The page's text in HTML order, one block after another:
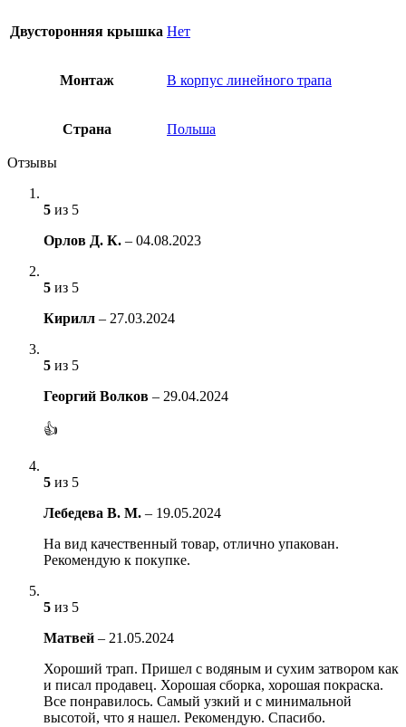
Двусторонняя крышка Нет
Монтаж В корпус линейного трапа
Страна Польша
Отзывы
5 из 5
Орлов Д. К. – 04.08.2023
5 из 5
Кирилл – 27.03.2024
5 из 5
Георгий Волков – 29.04.2024
👍
5 из 5
Лебедева В. М. – 19.05.2024
На вид качественный товар, отлично упакован.
Рекомендую к покупке.
5 из 5
Матвей – 21.05.2024
Хороший трап. Пришел с водяным и сухим затвором как
и писал продавец. Хорошая сборка, хорошая покраска.
Все понравилось. Самый узкий и с минимальной
высотой, что я нашел. Рекомендую. Спасибо.